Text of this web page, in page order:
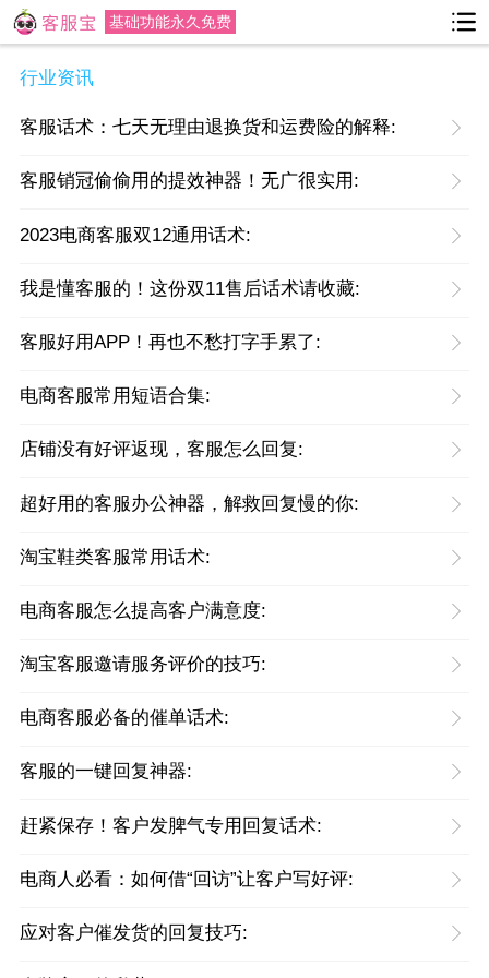
基础功能永久免费
行业资讯
客服话术：七天无理由退换货和运费险的解释:
客服销冠偷偷用的提效神器！无广很实用:
2023电商客服双12通用话术:
我是懂客服的！这份双11售后话术请收藏:
客服好用APP！再也不愁打字手累了:
电商客服常用短语合集:
店铺没有好评返现，客服怎么回复:
超好用的客服办公神器，解救回复慢的你:
淘宝鞋类客服常用话术:
电商客服怎么提高客户满意度:
淘宝客服邀请服务评价的技巧:
电商客服必备的催单话术:
客服的一键回复神器:
赶紧保存！客户发脾气专用回复话术:
电商人必看：如何借“回访”让客户写好评:
应对客户催发货的回复技巧: